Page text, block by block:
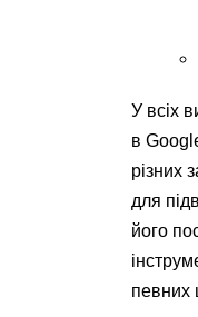
У всіх
в
різних
для
його
певних